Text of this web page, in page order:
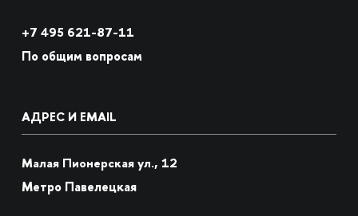
+7 495 621-87-11
По общим вопросам
АДРЕС И EMAIL
Малая Пионерская ул., 12
Метро Павелецкая